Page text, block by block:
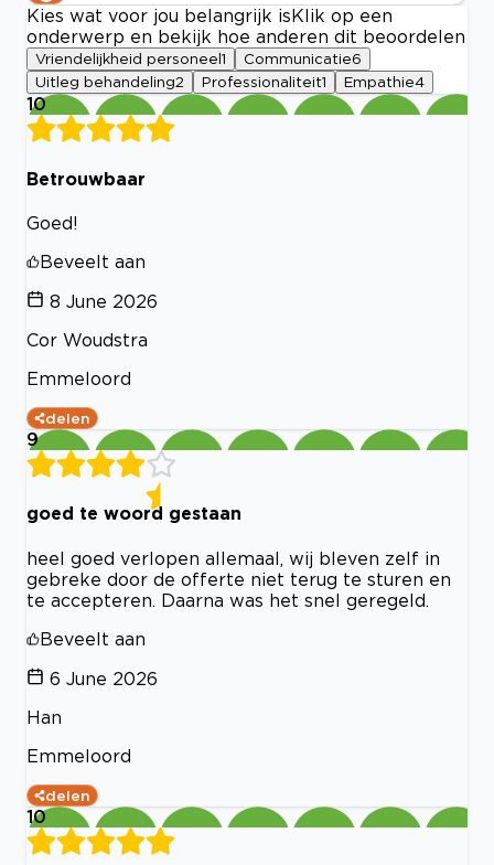
Kies wat voor jou belangrijk is Klik op een
onderwerp en bekijk hoe anderen dit beoordelen
Vriendelijkheid personeel 1 Communicatie6
Uitleg behandeling2 Professionaliteit1 Empathie4
10
Betrouwbaar
Goed!
Beveelt aan
8 June 2026
Cor Woudstra
Emmeloord
delen
9
goed te woord gestaan
heel goed verlopen allemaal, wij bleven zelf in
gebreke door de offerte niet terug te sturen en
te accepteren. Daarna was het snel geregeld.
Beveelt aan
6 June 2026
Han
Emmeloord
delen
10